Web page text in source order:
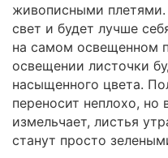
живописными
свет и будет лучше
на самом освещенном
освещении листочки
насыщенного цвета.
переносит неплохо, но
измельчает, листья
станут просто